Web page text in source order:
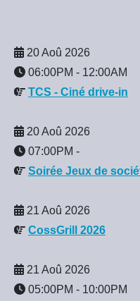
20 Aoû 2026
06:00PM - 12:00AM
TCS - Ciné drive-in
20 Aoû 2026
07:00PM -
Soirée Jeux de
21 Aoû 2026
CossGrill 2026
21 Aoû 2026
05:00PM - 10:00PM